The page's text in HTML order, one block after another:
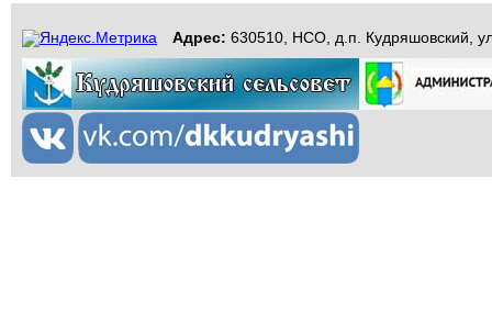
Адрес: 630510, НСО, д.п. Кудряшовский,